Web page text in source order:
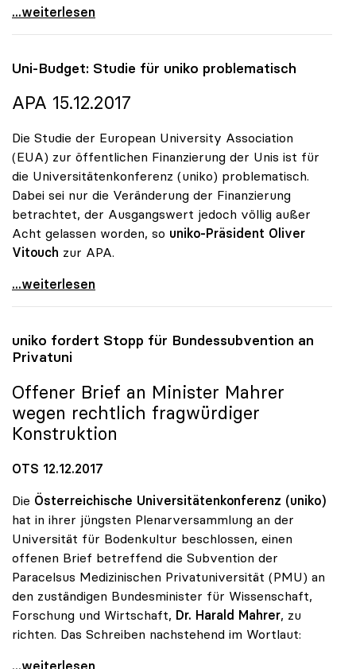
Koalition: Studiengebühren-Diskussion für uniko
...weiterlesen
Uni-Budget: Studie für uniko problematisch
APA 15.12.2017
Die Studie der European University Association
(EUA) zur öffentlichen Finanzierung der Unis ist für
die Universitätenkonferenz (uniko) problematisch.
Dabei sei nur die Veränderung der Finanzierung
betrachtet, der Ausgangswert jedoch völlig außer
Acht gelassen worden, so uniko-Präsident Oliver
Vitouch zur APA.
Uni-Budget: Studie für uniko problematisch
...weiterlesen
uniko fordert Stopp für Bundessubvention an
Privatuni
Offener Brief an Minister Mahrer
wegen rechtlich fragwürdiger
Konstruktion
OTS 12.12.2017
Die Österreichische Universitätenkonferenz (uniko)
hat in ihrer jüngsten Plenarversammlung an der
Universität für Bodenkultur beschlossen, einen
offenen Brief betreffend die Subvention der
Paracelsus Medizinischen Privatuniversität (PMU) an
den zuständigen Bundesminister für Wissenschaft,
Forschung und Wirtschaft, Dr. Harald Mahrer, zu
richten. Das Schreiben nachstehend im Wortlaut:
uniko fordert Stopp für Bundessubvention an
...weiterlesen